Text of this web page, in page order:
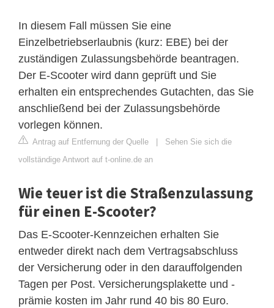
In diesem Fall müssen Sie eine
Einzelbetriebserlaubnis (kurz: EBE) bei der
zuständigen Zulassungsbehörde beantragen.
Der E-Scooter wird dann geprüft und Sie
erhalten ein entsprechendes Gutachten, das Sie
anschließend bei der Zulassungsbehörde
vorlegen können.
Antrag auf Entfernung der Quelle
Sehen Sie sich die
vollständige Antwort auf t-online.de an
Wie teuer ist die Straßenzulassung
für einen E-Scooter?
Das E-Scooter-Kennzeichen erhalten Sie
entweder direkt nach dem Vertragsabschluss
der Versicherung oder in den darauffolgenden
Tagen per Post. Versicherungsplakette und -
prämie kosten im Jahr rund 40 bis 80 Euro.